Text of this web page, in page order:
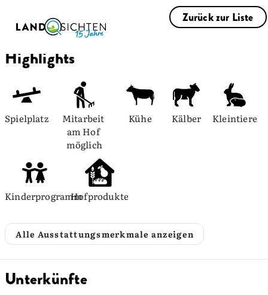
Zurück zur Liste
Highlights
Spielplatz
Mitarbeit
am Hof
möglich
Kühe Kälber Kleintiere
KinderprogrammHofprodukte
Alle Ausstattungsmerkmale anzeigen
Unterkünfte